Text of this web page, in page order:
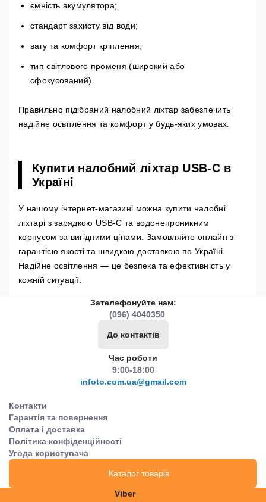
ємність акумулятора;
стандарт захисту від води;
вагу та комфорт кріплення;
тип світлового променя (широкий або
сфокусований).
Правильно підібраний налобний ліхтар забезпечить
надійне освітлення та комфорт у будь-яких умовах.
Купити налобний ліхтар USB-C в
Україні
У нашому інтернет-магазині можна купити налобні
ліхтарі з зарядкою USB-C та водонепроникним
корпусом за вигідними цінами. Замовляйте онлайн з
гарантією якості та швидкою доставкою по Україні.
Надійне освітлення — це безпека та ефективність у
кожній ситуації.
Зателефонуйте нам:
(096) 4040350
До контактів
Час роботи
9:00-18:00
infoto.com.ua@gmail.com
Контакти
Гарантія та повернення
Оплата і доставка
Політика конфіденційності
Угода користувача
Каталог товарів
Viber